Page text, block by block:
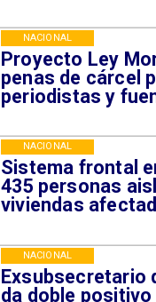
Proyecto Ley
penas de cárcel
periodistas y
NACIONAL
Sistema frontal
435 personas
viviendas
NACIONAL
Exsubsecretario
da doble
NACIONAL